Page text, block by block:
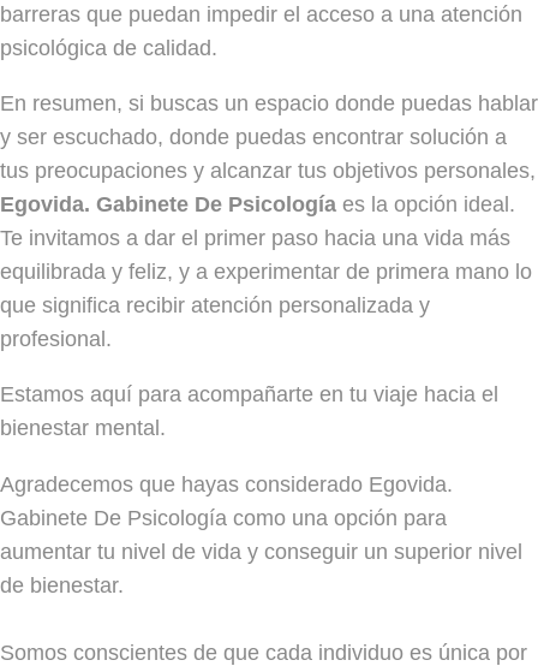
barreras que puedan impedir el acceso a una atención
psicológica de calidad.
En resumen, si buscas un espacio donde puedas hablar
y ser escuchado, donde puedas encontrar solución a
tus preocupaciones y alcanzar tus objetivos personales,
Egovida. Gabinete De Psicología es la opción ideal.
Te invitamos a dar el primer paso hacia una vida más
equilibrada y feliz, y a experimentar de primera mano lo
que significa recibir atención personalizada y
profesional.
Estamos aquí para acompañarte en tu viaje hacia el
bienestar mental.
Agradecemos que hayas considerado Egovida.
Gabinete De Psicología como una opción para
aumentar tu nivel de vida y conseguir un superior nivel
de bienestar.
Somos conscientes de que cada individuo es única por